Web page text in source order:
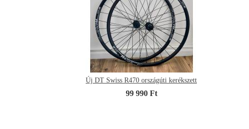
Új DT Swiss R470 országúti kerékszett
99 990 Ft